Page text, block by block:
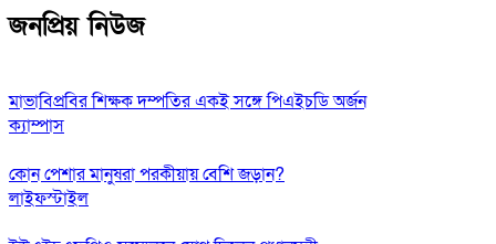
জনপ্রিয় নিউজ
মাভাবিপ্রবির শিক্ষক দম্পতির একই সঙ্গে পিএইচডি অর্জন
ক্যাম্পাস
কোন পেশার মানুষরা পরকীয়ায় বেশি জড়ান?
লাইফস্টাইল